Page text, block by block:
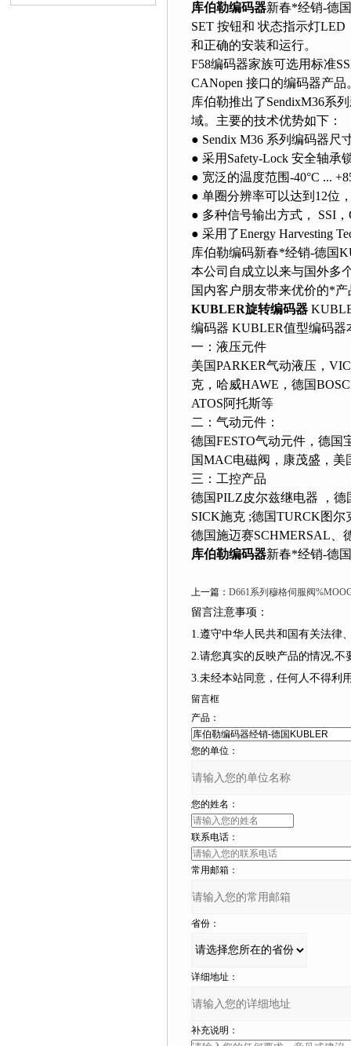
库伯勒编码器新春*经销-德
SET 按钮和 状态指示灯
和正确的安装和运行。
F58编码器家族可选用标准
CANopen 接口的编码器产品
库伯勒推出了SendixM36系
域。主要的技术优势如下：
● Sendix M36 系列编码器尺
● 采用Safety-Lock 安全轴承
● 宽泛的温度范围-40°C ...
● 单圈分辨率可以达到12位
● 多种信号输出方式， SSI
● 采用了Energy Harvesting
库伯勒编码新春*经销-德国
本公司自成立以来与国外多
国内客户朋友带来优价的*
KUBLER旋转编码器
编码器 KUBLER值型编码
一：液压元件
美国PARKER气动液压，
克，哈威HAWE，德国
ATOS阿托斯等
二：气动元件：
德国FESTO气动元件，德国
国MAC电磁阀，康茂盛，美
三：工控产品
德国PILZ皮尔兹继电器 ，
SICK施克 ;德国TURCK图
德国施迈赛SCHMERSAL、
库伯勒编码器新春*经销-德
上一篇： D661系列穆格伺服阀
留言注意事项：
1.遵守中华人民共和国有关法律
2.请您真实的反映产品的情况,
3.未经本站同意，任何人不得利
留言框
产品：
您的单位：
您的姓名：
联系电话：
常用邮箱：
省份：
详细地址：
补充说明：